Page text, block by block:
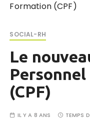
Formation (CPF)
SOCIAL-RH
Le
(CPF)
IL Y A 8 ANS TEMPS